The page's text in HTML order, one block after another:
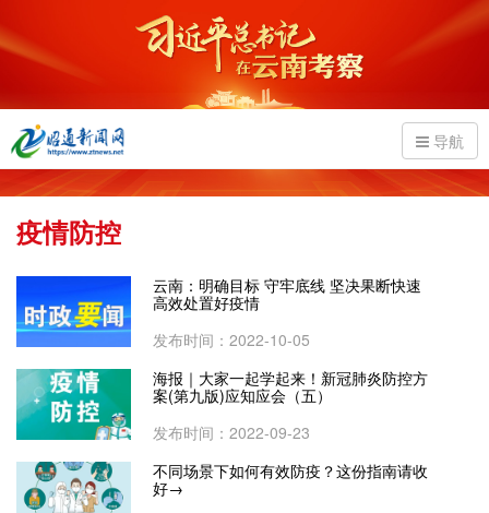
导航
疫情防控
云南：明确目标 守牢底线 坚决果断快速
高效处置好疫情
发布时间：2022-10-05
海报｜大家一起学起来！新冠肺炎防控方
案(第九版)应知应会（五）
发布时间：2022-09-23
不同场景下如何有效防疫？这份指南请收
好→